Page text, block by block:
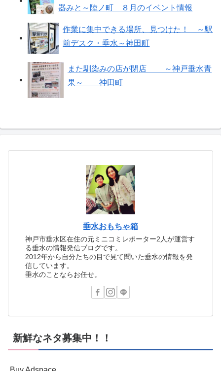
器みと～陸ノ町 ８月のイベント情報
作業に集中できる場所、見つけた！ ～駅
前デスク・垂水～神田町
また馴染みの店が閉店 ～神戸垂水青
果～ 神田町
垂水おもちゃ箱
神戸市垂水区在住の元ミニコミレポーター2人が運営す
る垂水の情報発信ブログです。
2012年から自分たちの目で見て聞いた垂水の情報を発
信しています。
垂水のことならお任せ。
新鮮なネタ募集中！！